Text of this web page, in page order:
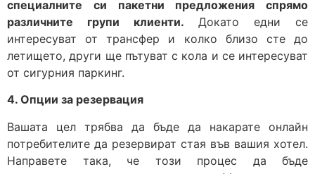
специалните си пакетни предложения спрямо
различните групи клиенти. Докато едни се
интересуват от трансфер и колко близо сте до
летището, други ще пътуват с кола и се интересуват
от сигурния паркинг.
4. Опции за резервация
Вашата цел трябва да бъде да накарате онлайн
потребителите да резервират стая във вашия хотел.
Направете така, че този процес да бъде